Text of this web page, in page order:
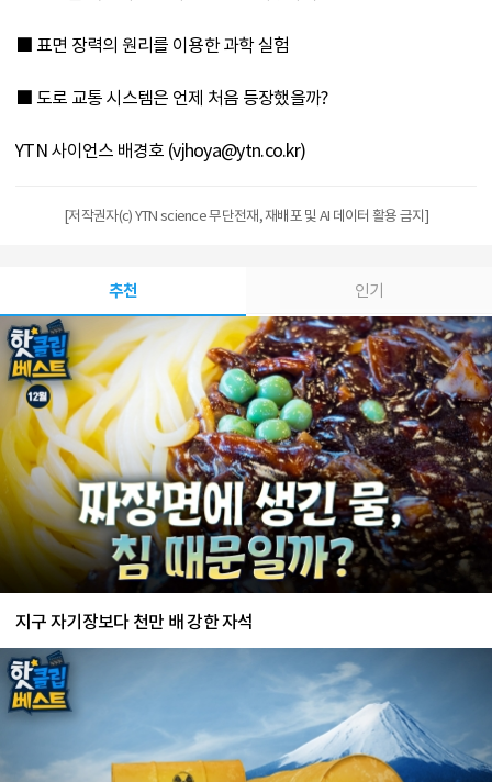
■ 표면 장력의 원리를 이용한 과학 실험
■ 도로 교통 시스템은 언제 처음 등장했을까?
YTN 사이언스 배경호 (vjhoya@ytn.co.kr)
[저작권자(c) YTN science 무단전재, 재배포 및 AI 데이터 활용 금지]
추천 인기
지구 자기장보다 천만 배 강한 자석